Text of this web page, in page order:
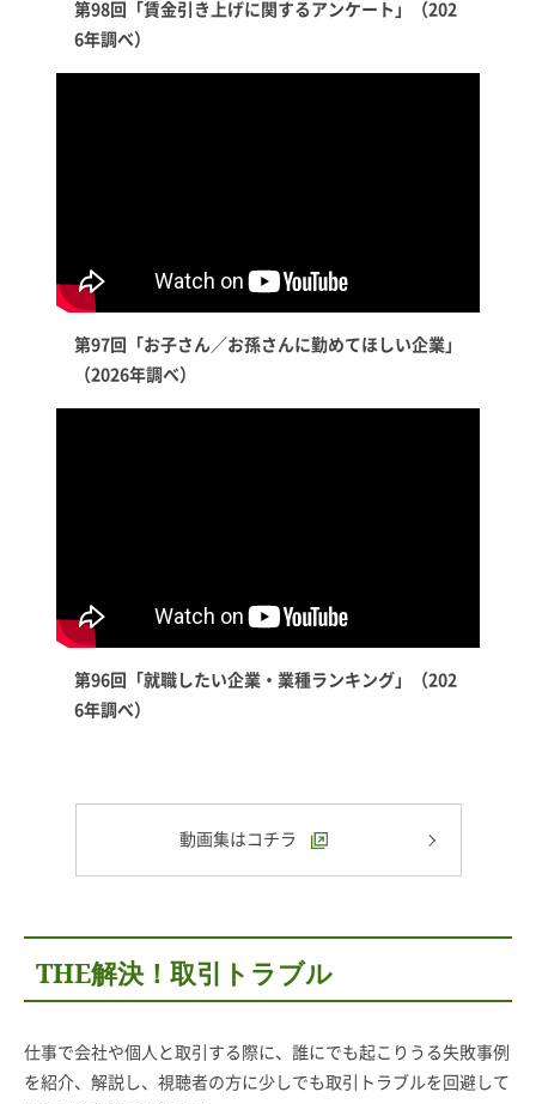
第98回「賃金引き上げに関するアンケート」（202
6年調べ）
第97回「お子さん／お孫さんに勤めてほしい企業」
（2026年調べ）
第96回「就職したい企業・業種ランキング」（202
6年調べ）
動画集はコチラ
THE解決！取引トラブル
仕事で会社や個人と取引する際に、誰にでも起こりうる失敗事例
を紹介、解説し、視聴者の方に少しでも取引トラブルを回避して